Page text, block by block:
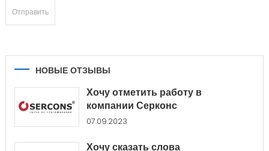
НОВЫЕ ОТЗЫВЫ
Хочу отметить работу в
компании Серконс
07.09.2023
Хочу сказать слова